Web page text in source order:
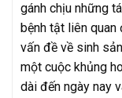
gánh chịu những
bệnh tật liên
vấn đề về sinh
một cuộc khủng
dài đến ngày nay